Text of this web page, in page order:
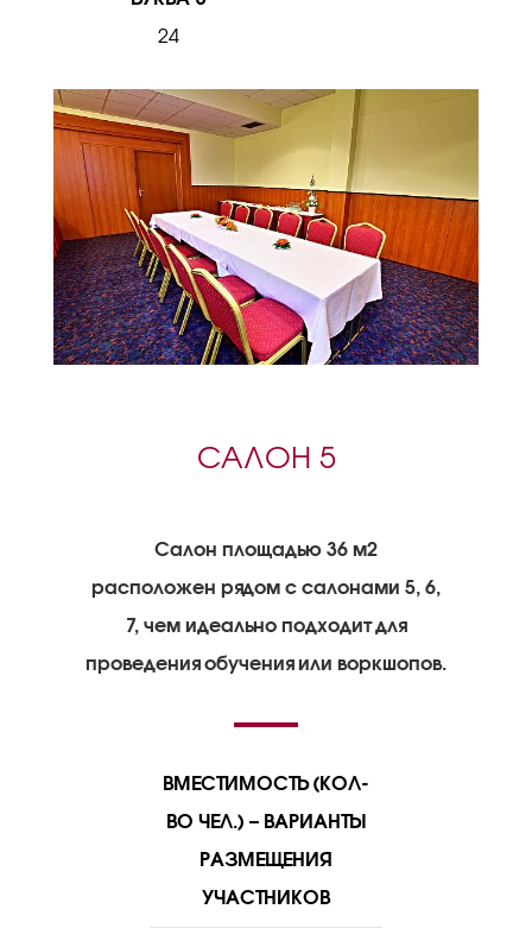
24
САЛОН 5
Салон площадью 36 м2
расположен рядом с салонами 5, 6,
7, чем идеально подходит для
проведения обучения или воркшопов.
ВМЕСТИМОСТЬ (КОЛ-
ВО ЧЕЛ.) – ВАРИАНТЫ
РАЗМЕЩЕНИЯ
УЧАСТНИКОВ